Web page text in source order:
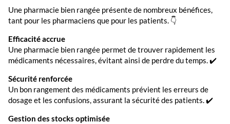
Une pharmacie bien rangée présente de nombreux bénéfices,
tant pour les pharmaciens que pour les patients. 👇
Efficacité accrue
Une pharmacie bien rangée permet de trouver rapidement les
médicaments nécessaires, évitant ainsi de perdre du temps. ✔️
Sécurité renforcée
Un bon rangement des médicaments prévient les erreurs de
dosage et les confusions, assurant la sécurité des patients. ✔️
Gestion des stocks optimisée